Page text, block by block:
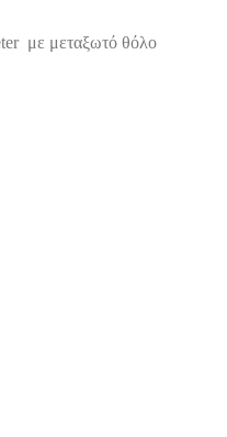
με μεταξωτό θόλο